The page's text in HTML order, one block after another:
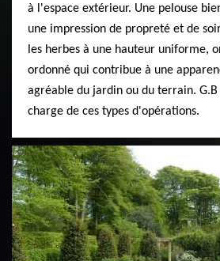
à l'espace extérieur. Une pelouse
une impression de propreté et de
les herbes à une hauteur uniforme,
ordonné qui contribue à une
agréable du jardin ou du terrain. G.B
charge de ces types d'opérations.